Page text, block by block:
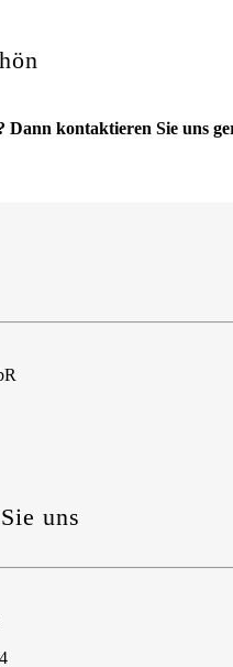
Dann kontaktieren Sie uns
uns